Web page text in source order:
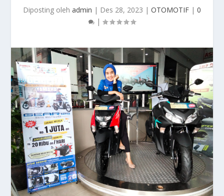
Diposting oleh admin | Des 28, 2023 | OTOMOTIF | 0
|